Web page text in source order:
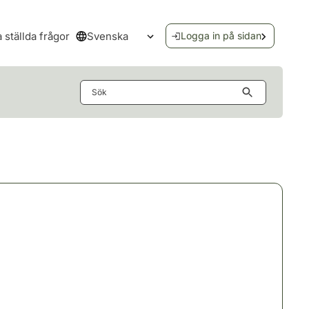
ställda frågor Svenska
Öppna språkmenyn
Logga in på sidan